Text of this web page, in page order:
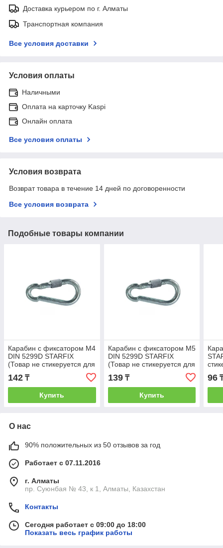
Доставка курьером по г. Алматы
Транспортная компания
Все условия доставки
Условия оплаты
Наличными
Оплата на карточку Kaspi
Онлайн оплата
Все условия оплаты
Условия возврата
Возврат товара в течение 14 дней по договоренности
Все условия возврата
Подобные товары компании
Карабин с фиксатором М4
DIN 5299D STARFIX
(Товар не стикеруется для
розничной торговли)
(STARFIX)
142 ₸
Купить
Карабин с фиксатором М5
DIN 5299D STARFIX
(Товар не стикеруется для
розничной торговли)
(STARFIX)
139₸
Купить
96
О нас
90% положительных из 50 отзывов за год
Работает с 07.11.2016
г. Алматы
пр. Суюнбая № 43, к 1, Алматы, Казахстан
Контакты
Сегодня работает с 09:00 до 18:00
Показать весь график работы